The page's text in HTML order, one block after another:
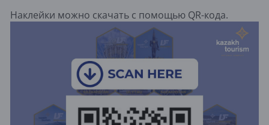
Наклейки можно скачать с помощью QR-кода.